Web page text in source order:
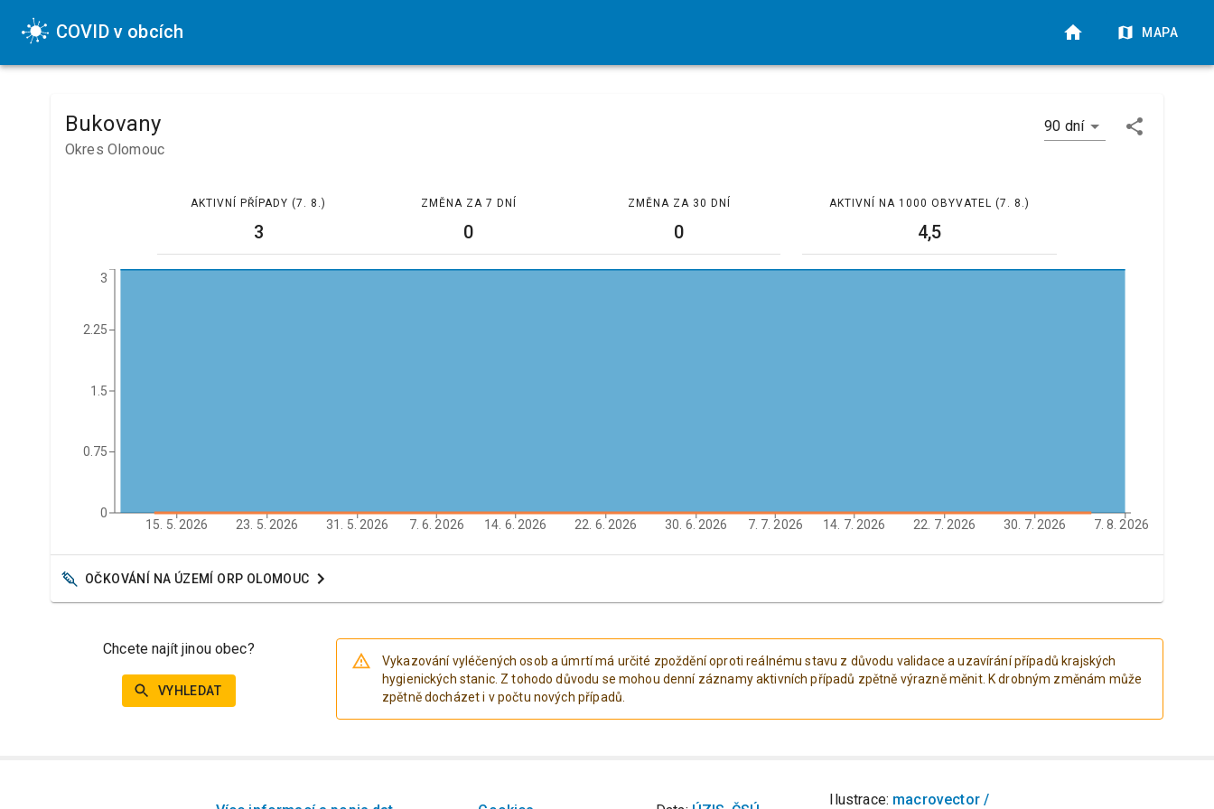
COVID v obcích MAPA
Bukovany
Okres Olomouc
90 dní
AKTIVNÍ PŘÍPADY (7. 8.)
3
ZMĚNA ZA 7 DNÍ
0
ZMĚNA ZA 30 DNÍ
0
AKTIVNÍ NA 1000 OBYVATEL (7. 8.)
4,5
15. 5. 2026 23. 5. 2026 31. 5. 2026 7. 6. 2026 14. 6. 2026 22. 6. 2026 30. 6. 2026 7. 7. 2026 14. 7. 2026 22. 7. 2026 30. 7. 2026 7. 8. 2026
0
0.75
1.5
2.25
3
OČKOVÁNÍ NA ÚZEMÍ ORP OLOMOUC
Chcete najít jinou obec?
VYHLEDAT
Vykazování vyléčených osob a úmrtí má určité zpoždění oproti reálnému stavu z důvodu validace a uzavírání případů krajských
hygienických stanic. Z tohodo důvodu se mohou denní záznamy aktivních případů zpětně výrazně měnit. K drobným změnám může
zpětně docházet i v počtu nových případů.
Ilustrace: macrovector /